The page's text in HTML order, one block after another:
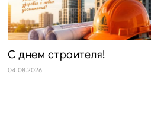
С днем строителя!
04.08.2026